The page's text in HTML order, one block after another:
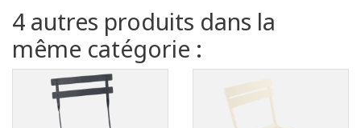
4 autres produits dans la
même catégorie :